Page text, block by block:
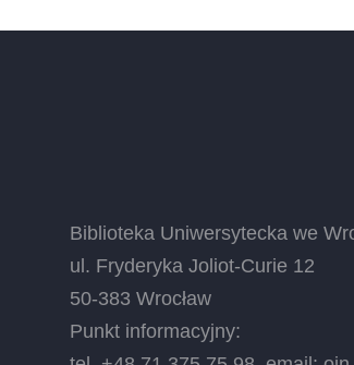
Biblioteka Uniwersytecka we
ul. Fryderyka Joliot-Curie 12
50-383 Wrocław
Punkt informacyjny: